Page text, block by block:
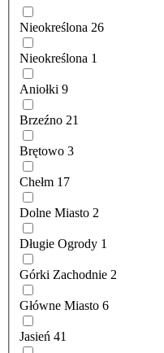
Nieokreślona 26
Nieokreślona 1
Aniołki 9
Brzeźno 21
Brętowo 3
Chełm 17
Dolne Miasto 2
Długie Ogrody 1
Górki Zachodnie 2
Główne Miasto 6
Jasień 41